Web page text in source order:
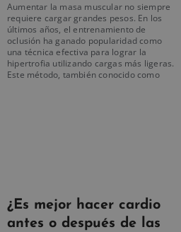
Aumentar la masa muscular no siempre
requiere cargar grandes pesos. En los
últimos años, el entrenamiento de
oclusión ha ganado popularidad como
una técnica efectiva para lograr la
hipertrofia utilizando cargas más ligeras.
Este método, también conocido como
¿Es mejor hacer cardio
antes o después de las